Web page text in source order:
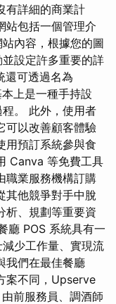
有詳細的商業計
站包括一個管理介
內容，根據您的圖
設定許多重要的詳
還可透過名為
上是一種手持設
。 此外，使用者
可以改善顧客體驗
用預訂系統參與食
Canva 等免費工具
職業服務機構訂購
其他競爭對手中脫
析、規劃等重要資
廳 POS 系統具有一
少工作量、實現流
我們在最佳餐廳
案不同，Upserve
前服務員、調酒師